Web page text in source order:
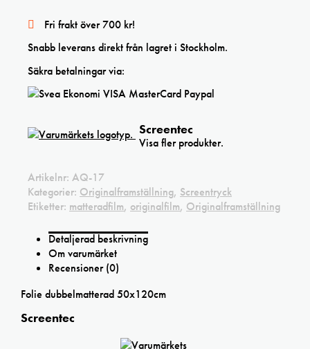
Fri frakt över 700 kr!
Snabb leverans direkt från lagret i Stockholm.
Säkra betalningar via:
Screentec
Visa fler produkter.
Artikelnr: AQ-17
Kategorier: Originalframställning, Screentryck
Etiketter: matteradfilm, originalfilm, Originalframställning
Detaljerad beskrivning
Om varumärket
Recensioner (0)
Folie dubbelmatterad 50x120cm
Screentec